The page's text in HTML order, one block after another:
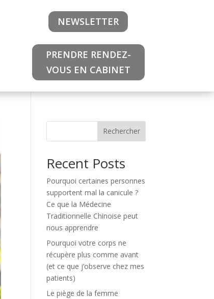
NEWSLETTER
PRENDRE RENDEZ-
VOUS EN CABINET
Rechercher
Recent Posts
Pourquoi certaines personnes
supportent mal la canicule ?
Ce que la Médecine
Traditionnelle Chinoise peut
nous apprendre
Pourquoi votre corps ne
récupère plus comme avant
(et ce que j’observe chez mes
patients)
Le piège de la femme